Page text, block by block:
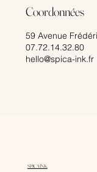
Coordonnées
59 Avenue
07.72.14.32.80
hello@spica-ink.fr
SPICA INK.